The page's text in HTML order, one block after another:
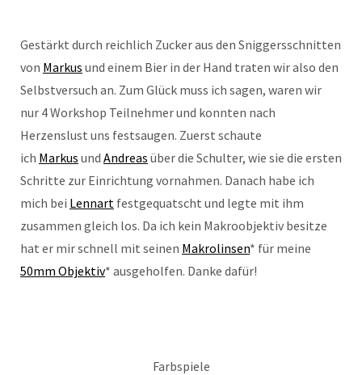
Gestärkt durch reichlich Zucker aus den Sniggersschnitten
von Markus und einem Bier in der Hand traten wir also den
Selbstversuch an. Zum Glück muss ich sagen, waren wir
nur 4 Workshop Teilnehmer und konnten nach
Herzenslust uns festsaugen. Zuerst schaute
ich Markus und Andreas über die Schulter, wie sie die ersten
Schritte zur Einrichtung vornahmen. Danach habe ich
mich bei Lennart festgequatscht und legte mit ihm
zusammen gleich los. Da ich kein Makroobjektiv besitze
hat er mir schnell mit seinen Makrolinsen* für meine
50mm Objektiv* ausgeholfen. Danke dafür!
Farbspiele